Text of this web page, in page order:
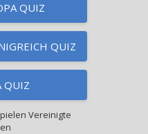
QUIZ
QUIZ
QUIZ
Vereinigte